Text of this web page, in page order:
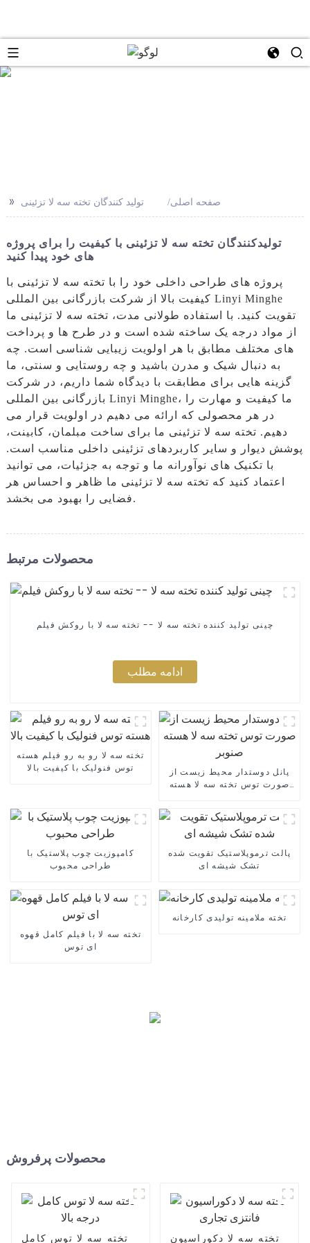
>> صفحه اصلی تولید کنندگان تخته سه لا تزئینی
تولیدکنندگان تخته سه لا تزئینی با کیفیت را برای پروژه
های خود پیدا کنید
پروژه های طراحی داخلی خود را با تخته سه لا تزئینی با
کیفیت بالا از شرکت بازرگانی بین المللی Linyi Minghe
تقویت کنید. با استفاده طولانی مدت، تخته سه لا تزئینی ما
از مواد درجه یک ساخته شده است و در طرح ها و پرداخت
های مختلف مطابق با هر اولویت زیبایی شناسی است. چه
به دنبال شیک و مدرن باشید و چه روستایی و سنتی، ما
گزینه هایی برای مطابقت با دیدگاه شما داریم، در شرکت
بازرگانی بین المللی Linyi Minghe، ما کیفیت و مهارت را
در هر محصولی که ارائه می دهیم در اولویت قرار می
دهیم. تخته سه لا تزئینی ما برای ساخت مبلمان، کابینت،
پوشش دیوار و سایر کاربردهای تزئینی داخلی مناسب است.
با تکنیک های نوآورانه ما و توجه به جزئیات، می توانید
اعتماد کنید که تخته سه لا تزئینی ما ظاهر و احساس هر
فضایی را بهبود می بخشد.
محصولات مرتبط
چینی تولید کننده تخته سه لا -- تخته سه لا با روکش فیلم
ادامه مطلب
تخته سه لا رو به رو فیلم هسته
توس فنولیک با کیفیت بالا
پانل دوستدار محیط زیست از
صورت توس تخته سه لا هسته
کامپوزیت چوب پلاستیک با
طراحی محبوب
پالت ترموپلاستیک تقویت شده
تشک شیشه ای
تخته سه لا با فیلم کامل قهوه
ای توس
تخته ملامینه تولیدی کارخانه
محصولات پرفروش
تخته سه لا توس کامل تخته سه لا دکوراسیون